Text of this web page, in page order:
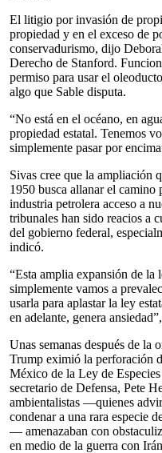
El litigio por invasión de
propiedad y en el exceso de
conservadurismo, dijo
Derecho de Stanford.
permiso para usar el
algo que Sable disputa.
“No está en el océano, en
propiedad estatal. Tenemos
simplemente pasar por
Sivas cree que la ampliación
1950 busca allanar el camino
industria petrolera acceso a
tribunales han sido reacios a
del gobierno federal,
indicó.
“Esta amplia expansión de la
simplemente vamos a
usarla para aplastar la ley
en adelante, genera
Unas semanas después de la
Trump eximió la perforación
México de la Ley de
secretario de Defensa, Pete
ambientalistas —quienes
condenar a una rara especie
— amenazaban con
en medio de la guerra con